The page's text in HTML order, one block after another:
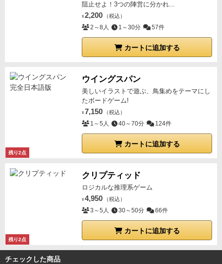
阻止せよ！3つの陣営に分かれ...
¥ 2,200 （税込）
2～8人 1～30分 57件
カートに追加する
残り2点
ウイングスパン
美しいイラストで遊ぶ、鳥集めをテーマにし
たボードゲーム!
¥ 7,150 （税込）
1～5人 40～70分 124件
カートに追加する
残り2点
クリプティッド
ロジカルな推理系ゲーム
¥ 4,950 （税込）
3～5人 30～50分 66件
カートに追加する
チェックした商品